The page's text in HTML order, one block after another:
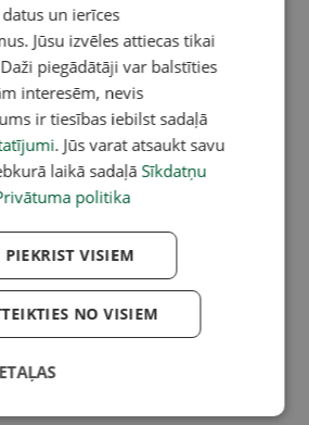
un ierīces
Jūsu izvēles attiecas tikai
piegādātāji var balstīties
interesēm, nevis
ir tiesības iebilst sadaļā
. Jūs varat atsaukt savu
laikā sadaļā Sīkdatņu
politika
PIEKRIST VISIEM
NO VISIEM